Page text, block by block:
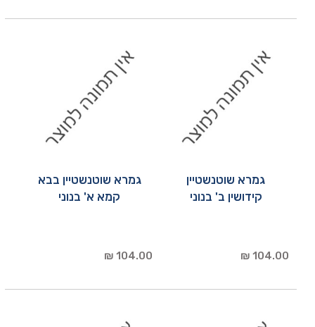
גמרא שוטנשטיין
קידושין ב' בנוני
104.00 ₪
גמרא שוטנשטיין בבא
קמא א' בנוני
104.00 ₪